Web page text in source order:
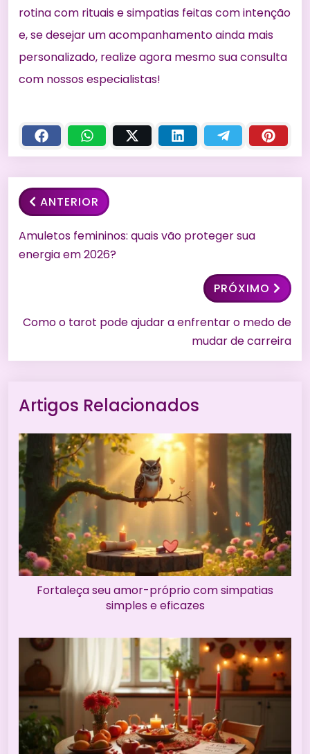
rotina com rituais e simpatias feitas com intenção
e, se desejar um acompanhamento ainda mais
personalizado, realize agora mesmo sua consulta
com nossos especialistas!
ANTERIOR
Amuletos femininos: quais vão proteger sua
energia em 2026?
PRÓXIMO
Como o tarot pode ajudar a enfrentar o medo de
mudar de carreira
Artigos Relacionados
Fortaleça seu amor-próprio com simpatias
simples e eficazes